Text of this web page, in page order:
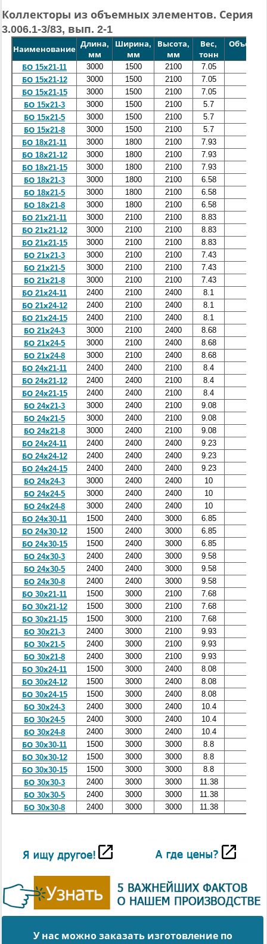
Коллекторы из объемных элементов. Серия
3.006.1-3/83, вып. 2-1
Наименование
Длина,
мм
Ширина,
мм
Высота,
мм
Вес,
тонн
Объем
БО 15х21-11
3000 1500 2100 7.05
БО 15х21-12
3000 1500 2100 7.05
БО 15х21-15
3000 1500 2100 7.05
БО 15х21-3
3000 1500 2100 5.7
БО 15х21-5
3000 1500 2100 5.7
БО 15х21-8
3000 1500 2100 5.7
БО 18х21-11
3000 1800 2100 7.93
БО 18х21-12
3000 1800 2100 7.93
БО 18х21-15
3000 1800 2100 7.93
БО 18х21-3
3000 1800 2100 6.58
БО 18х21-5
3000 1800 2100 6.58
БО 18х21-8
3000 1800 2100 6.58
БО 21х21-11
3000 2100 2100 8.83
БО 21х21-12
3000 2100 2100 8.83
БО 21х21-15
3000 2100 2100 8.83
БО 21х21-3
3000 2100 2100 7.43
БО 21х21-5
3000 2100 2100 7.43
БО 21х21-8
3000 2100 2100 7.43
БО 21х24-11
2400 2100 2400 8.1
БО 21х24-12
2400 2100 2400 8.1
БО 21х24-15
2400 2100 2400 8.1
БО 21х24-3
3000 2100 2400 8.68
БО 21х24-5
3000 2100 2400 8.68
БО 21х24-8
3000 2100 2400 8.68
БО 24х21-11
2400 2400 2100 8.4
БО 24х21-12
2400 2400 2100 8.4
БО 24х21-15
2400 2400 2100 8.4
БО 24х21-3
3000 2400 2100 9.08
БО 24х21-5
3000 2400 2100 9.08
БО 24х21-8
3000 2400 2100 9.08
БО 24х24-11
2400 2400 2400 9.23
БО 24х24-12
2400 2400 2400 9.23
БО 24х24-15
2400 2400 2400 9.23
БО 24х24-3
3000 2400 2400 10
БО 24х24-5
3000 2400 2400 10
БО 24х24-8
3000 2400 2400 10
БО 24х30-11
1500 2400 3000 6.85
БО 24х30-12
1500 2400 3000 6.85
БО 24х30-15
1500 2400 3000 6.85
БО 24х30-3
2400 2400 3000 9.58
БО 24х30-5
2400 2400 3000 9.58
БО 24х30-8
2400 2400 3000 9.58
БО 30х21-11
1500 3000 2100 7.68
БО 30х21-12
1500 3000 2100 7.68
БО 30х21-15
1500 3000 2100 7.68
БО 30х21-3
2400 3000 2100 9.93
БО 30х21-5
2400 3000 2100 9.93
БО 30х21-8
2400 3000 2100 9.93
БО 30х24-11
1500 3000 2400 8.08
БО 30х24-12
1500 3000 2400 8.08
БО 30х24-15
1500 3000 2400 8.08
БО 30х24-3
2400 3000 2400 10.4
БО 30х24-5
2400 3000 2400 10.4
БО 30х24-8
2400 3000 2400 10.4
БО 30х30-11
1500 3000 3000 8.8
БО 30х30-12
1500 3000 3000 8.8
БО 30х30-15
1500 3000 3000 8.8
БО 30х30-3
2400 3000 3000 11.38
БО 30х30-5
2400 3000 3000 11.38
БО 30х30-8
2400 3000 3000 11.38
У нас можно заказать изготовление по